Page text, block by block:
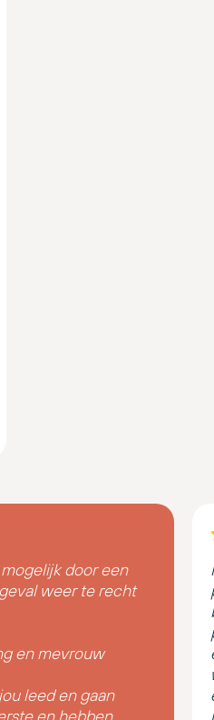
door een
weer te recht
en mevrouw
leed en gaan